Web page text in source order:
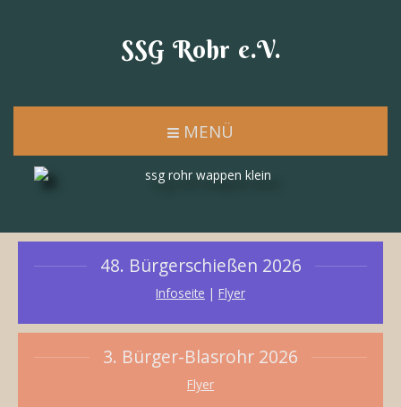
SSG Rohr e.V.
MENÜ
48. Bürgerschießen 2026
Infoseite | Flyer
3. Bürger-Blasrohr 2026
Flyer